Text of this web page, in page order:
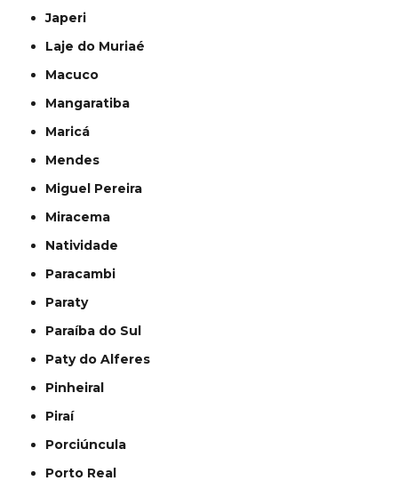
Japeri
Laje do Muriaé
Macuco
Mangaratiba
Maricá
Mendes
Miguel Pereira
Miracema
Natividade
Paracambi
Paraty
Paraíba do Sul
Paty do Alferes
Pinheiral
Piraí
Porciúncula
Porto Real